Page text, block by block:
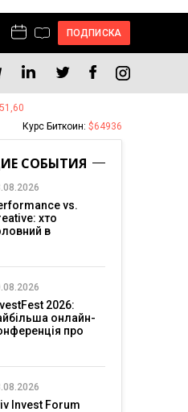
ПОДПИСКА
Курс Биткоин: $64936
СОБЫТИЯ
vs.
хто
в
2026:
онлайн-
про
Invest Forum